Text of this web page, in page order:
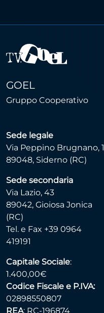
GOEL
Gruppo Cooperativo
Sede legale
Via Peppino Brugnano, 1
89048, Siderno (RC)
Sede secondaria
Via Lazio, 43
89042, Gioiosa Jonica
(RC)
Tel. e Fax +39 0964
419191
Capitale Sociale:
1.400,00€
Codice Fiscale e P.IVA:
02898550807
REA: RC-196874